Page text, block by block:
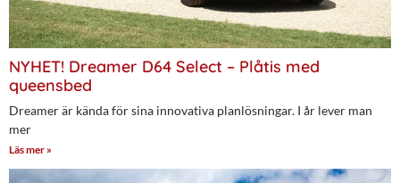
NYHET! Dreamer D64 Select – Plåtis med
queensbed
Dreamer är kända för sina innovativa planlösningar. I år lever man
mer
Läs mer »